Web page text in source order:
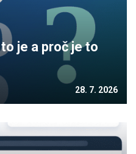
to je a proč je to
28. 7. 2026